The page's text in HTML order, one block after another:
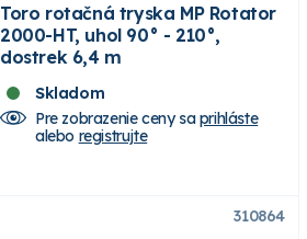
Toro rotačná tryska MP Rotator
2000-HT, uhol 90° - 210°,
dostrek 6,4 m
Skladom
Pre zobrazenie ceny saprihláste
alebo registrujte
310864